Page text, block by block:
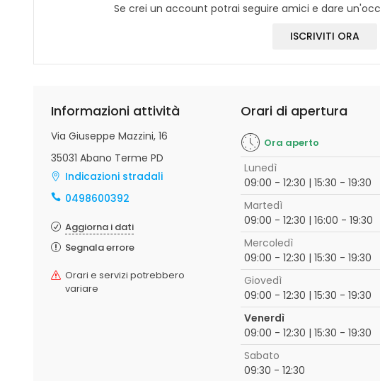
Se crei un account potrai seguire amici e dare
ISCRIVITI ORA
Informazioni attività
Via Giuseppe Mazzini, 16
35031 Abano Terme PD
Indicazioni stradali
0498600392
Aggiorna i dati
Segnala errore
Orari e servizi potrebbero
variare
Orari di apertura
Ora aperto
Lunedì
09:00 - 12:30 | 15:30 - 19:30
Martedì
09:00 - 12:30 | 16:00 - 19:30
Mercoledì
09:00 - 12:30 | 15:30 - 19:30
Giovedì
09:00 - 12:30 | 15:30 - 19:30
Venerdì
09:00 - 12:30 | 15:30 - 19:30
Sabato
09:30 - 12:30